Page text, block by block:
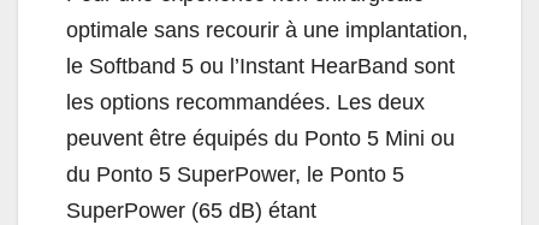
optimale sans recourir à une implantation,
le Softband 5 ou l’Instant HearBand sont
les options recommandées. Les deux
peuvent être équipés du Ponto 5 Mini ou
du Ponto 5 SuperPower, le Ponto 5
SuperPower (65 dB) étant